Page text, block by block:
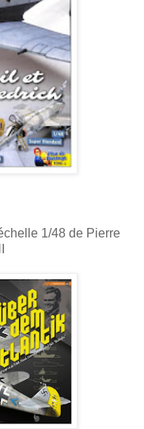
1/48 de Pierre